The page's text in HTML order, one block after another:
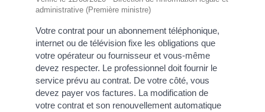
administrative (Première ministre)
Votre contrat pour un abonnement téléphonique,
internet ou de télévision fixe les obligations que
votre opérateur ou fournisseur et vous-même
devez respecter. Le professionnel doit fournir le
service prévu au contrat. De votre côté, vous
devez payer vos factures. La modification de
votre contrat et son renouvellement automatique